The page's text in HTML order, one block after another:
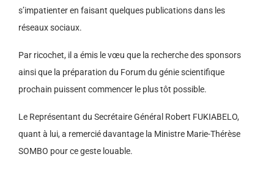
s’impatienter en faisant quelques publications dans les
réseaux sociaux.
Par ricochet, il a émis le vœu que la recherche des sponsors
ainsi que la préparation du Forum du génie scientifique
prochain puissent commencer le plus tôt possible.
Le Représentant du Secrétaire Général Robert FUKIABELO,
quant à lui, a remercié davantage la Ministre Marie-Thérèse
SOMBO pour ce geste louable.